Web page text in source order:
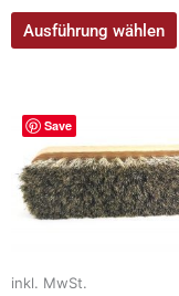
Ausführung wählen
Save
inkl. MwSt.
Dieses
Produkt
weist
mehrere
Varianten